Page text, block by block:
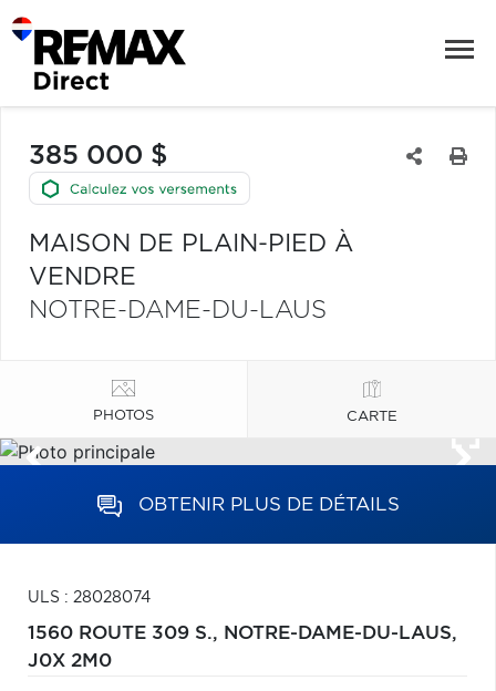
385 000 $
MAISON DE PLAIN-PIED À
VENDRE
NOTRE-DAME-DU-LAUS
PHOTOS CARTE
OBTENIR PLUS DE DÉTAILS
ULS : 28028074
1560 ROUTE 309 S., NOTRE-DAME-DU-LAUS,
J0X 2M0